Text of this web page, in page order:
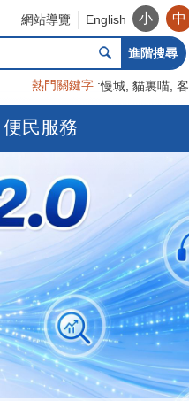
網站導覽 English 小 中
進階搜尋
熱門關鍵字 慢城 貓裏喵
便民服務